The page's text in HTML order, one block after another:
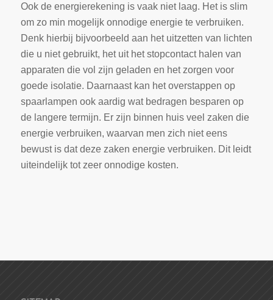
Ook de energierekening is vaak niet laag. Het is slim
om zo min mogelijk onnodige energie te verbruiken.
Denk hierbij bijvoorbeeld aan het uitzetten van lichten
die u niet gebruikt, het uit het stopcontact halen van
apparaten die vol zijn geladen en het zorgen voor
goede isolatie. Daarnaast kan het overstappen op
spaarlampen ook aardig wat bedragen besparen op
de langere termijn. Er zijn binnen huis veel zaken die
energie verbruiken, waarvan men zich niet eens
bewust is dat deze zaken energie verbruiken. Dit leidt
uiteindelijk tot zeer onnodige kosten.